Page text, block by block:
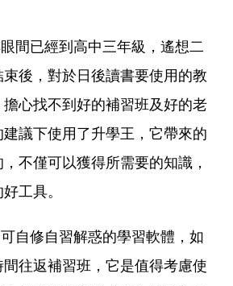
間已經到高中三年級，遙想二
後，對於日後讀書要使用的教
心找不到好的補習班及好的老
議下使用了升學王，它帶來的
不僅可以獲得所需要的知識，
工具。
自修自習解惑的學習軟體，如
往返補習班，它是值得考慮使